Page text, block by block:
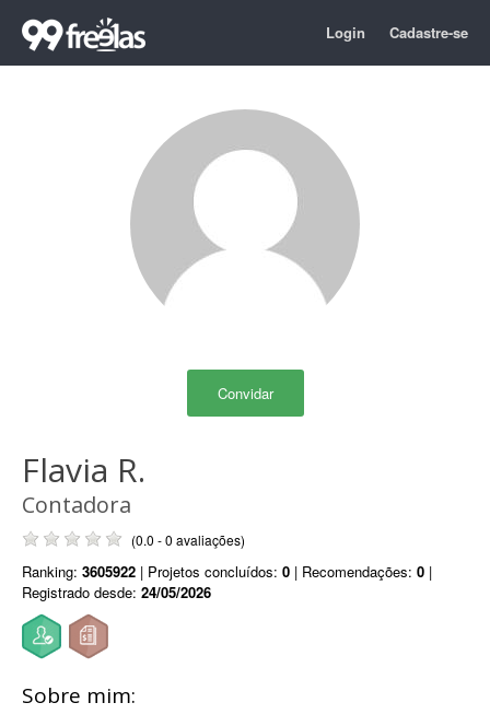
Login Cadastre-se
Convidar
Flavia R.
Contadora
(0.0 - 0 avaliações)
Ranking: 3605922 | Projetos concluídos: 0 | Recomendações: 0 |
Registrado desde: 24/05/2026
Sobre mim: